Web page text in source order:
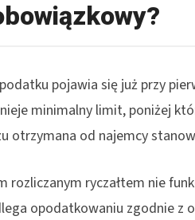
pojawia się już przy
minimalny limit, poniżej
otrzymana od najemcy
rozliczanym ryczałtem nie
opodatkowaniu zgodnie z